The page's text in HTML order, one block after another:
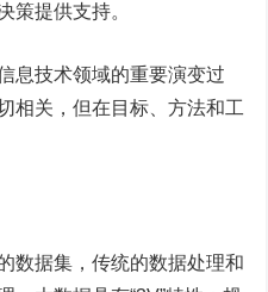
策提供支持。
息技术领域的重要演变过
相关，但在目标、方法和工
数据集，传统的数据处理和